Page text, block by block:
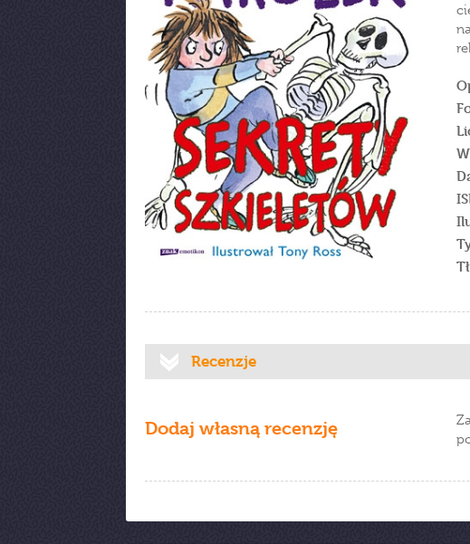
Recenzje
Dodaj własną recenzję